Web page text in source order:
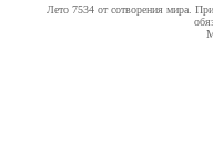
Лето 7534 от сотворения мира.